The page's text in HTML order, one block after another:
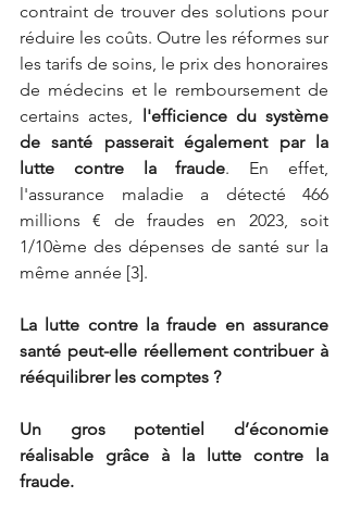
contraint de trouver des solutions pour
réduire les coûts. Outre les réformes sur
les tarifs de soins, le prix des honoraires
de médecins et le remboursement de
certains actes,
l'efficience du système
de santé passerait également par la
lutte contre la fraude. En effet,
l'assurance maladie a détecté 466
millions € de fraudes en 2023, soit
1/10ème des dépenses de santé sur la
même année [3].
La lutte contre la fraude en assurance
santé peut-elle réellement contribuer à
rééquilibrer les comptes ?
Un gros potentiel d’économie
réalisable grâce à la lutte contre la
fraude.